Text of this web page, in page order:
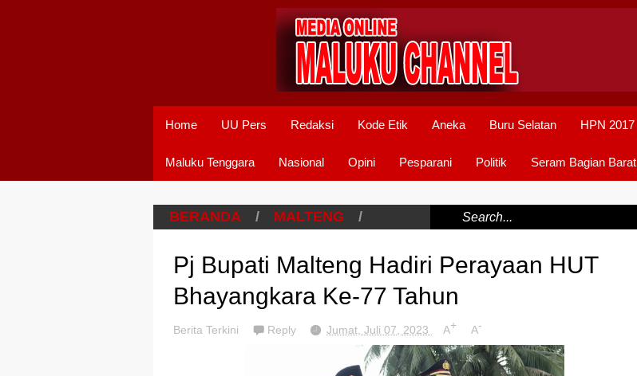
Home UU Pers Redaksi Kode Etik Aneka Buru Selatan HPN 2017
Maluku Tenggara Nasional Opini Pesparani Politik Seram Bagian Barat
BERANDA / MALTENG /
Pj Bupati Malteng Hadiri Perayaan HUT
Bhayangkara Ke-77 Tahun
Berita Terkini Reply Jumat, Juli 07, 2023 A+ A-